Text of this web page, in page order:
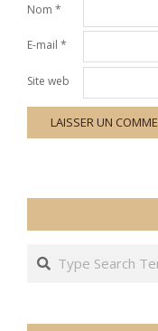
Nom *
E-mail *
Site web
Search